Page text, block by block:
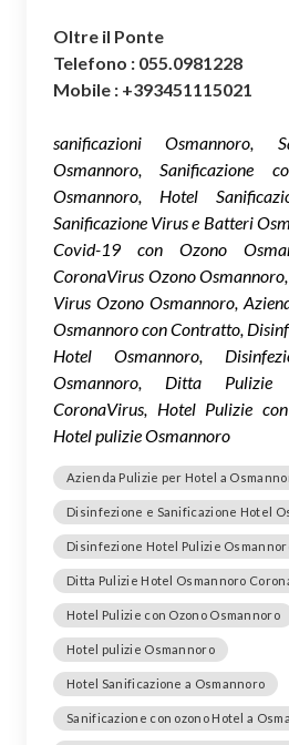
Oltre il Ponte
Telefono : 055.0981228
Mobile : +393451115021
sanificazioni Osmannoro,
Osmannoro, Sanificazione
Osmannoro, Hotel
Sanificazione Virus e Batteri
Covid-19 con Ozono
CoronaVirus Ozono
Virus Ozono Osmannoro,
Osmannoro con Contratto,
Hotel Osmannoro,
Osmannoro, Ditta Pulizie
CoronaVirus, Hotel Pulizie
Hotel pulizie Osmannoro
Azienda Pulizie per Hotel a
Disinfezione e Sanificazione Hotel
Disinfezione Hotel Pulizie
Ditta Pulizie Hotel Osmannoro
Hotel Pulizie con Ozono Osmannoro
Hotel pulizie Osmannoro
Hotel Sanificazione a Osmannoro
Sanificazione con ozono Hotel a